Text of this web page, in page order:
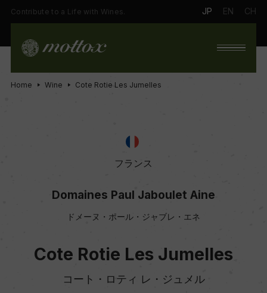
Contribute to a Life with Wines. JP EN CH
Home Wine Cote Rotie Les Jumelles
フランス
Domaines Paul Jaboulet Aine
ドメーヌ・ポール・ジャブレ・エネ
Cote Rotie Les Jumelles
コート・ロティ レ・ジュメル